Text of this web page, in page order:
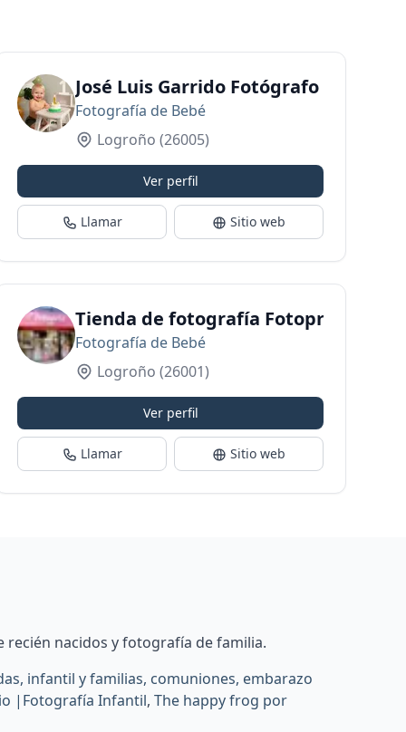
José Luis Garrido Fotógrafo Logroño
Fotografía de Bebé
Logroño (26005)
Ver perfil
Llamar Sitio web
La Rioja
Tienda de fotografía Fotoprix María
Fotografía de Bebé
Logroño (26001)
Ver perfil
Llamar Sitio web
nacidos y fotografía de familia.
infantil y familias, comuniones, embarazo
|Fotografía Infantil,The happy frog por